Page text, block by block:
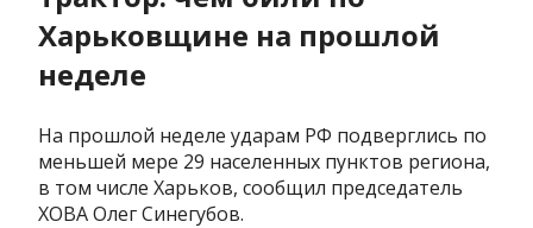
Харьковщине на прошлой
неделе
На прошлой неделе ударам РФ подверглись по
меньшей мере 29 населенных пунктов региона,
в том числе Харьков, сообщил председатель
ХОВА Олег Синегубов.